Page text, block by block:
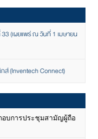
(เผยแพร่ ณ วันที่ 1 เมษายน
ส์ (Inventech Connect)
บการประชุมสามัญผู้ถือ